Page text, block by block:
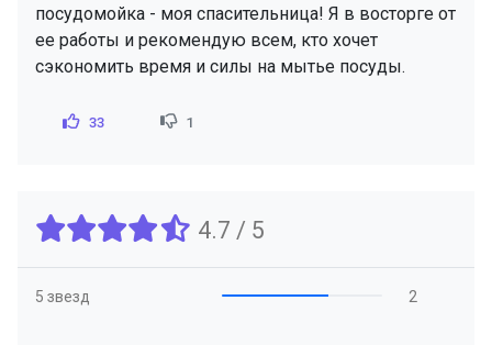
посудомойка - моя спасительница! Я в восторге от
ее работы и рекомендую всем, кто хочет
сэкономить время и силы на мытье посуды.
33 1
4.7 / 5
5 звезд 2